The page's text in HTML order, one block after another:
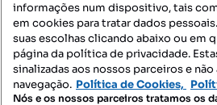
Mapa do Site
Contacte-nos
informações num dispositivo, tais
em cookies para tratar dados
suas escolhas clicando abaixo ou em
página da política de privacidade.
sinalizadas aos nossos parceiros e
navegação. Política de Cookies,
Nós e os nossos parceiros tratamos os